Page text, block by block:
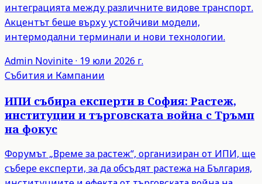
интеграцията между различните видове транспорт.
Акцентът беше върху устойчиви модели,
интермодални терминали и нови технологии.
Admin Novinite· 19 юли 2026 г.
Събития и Кампании
ИПИ събира експерти в София: Растеж,
институции и търговската война с Тръмп
на фокус
Форумът „Време за растеж“, организиран от ИПИ, ще
събере експерти, за да обсъдят растежа на България,